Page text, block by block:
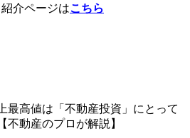
介ページはこちら
最高値は「不動産投資」にとって
不動産のプロが解説】